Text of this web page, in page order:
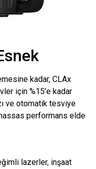
kadar, CLAx
için %15’e kadar
ve otomatik tesviye
performans elde
lazerler, inşaat